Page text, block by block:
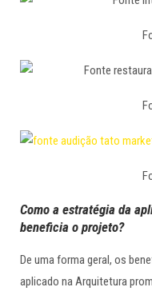
Como a estratégia da
beneficia o projeto?
De uma forma geral, os
aplicado na Arquitetura